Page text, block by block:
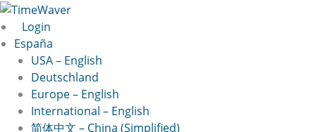
Ir
al
contenido
Login
España
USA – English
Deutschland
Europe – English
International – English
简体中文 – China (Simplified)